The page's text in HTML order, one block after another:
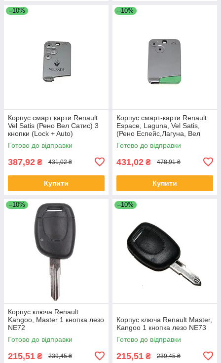
–10%
Корпус смарт карти Renault
Vel Satis (Рено Вел Сатис) 3
кнопки (Lock + Auto)
Готово до відправки
387,92 ₴ 431,02 ₴
Купити
–10%
Корпус смарт-карти Renault
Espace, Laguna, Vel Satis,
(Рено Еспейс,Лагуна, Вел
Сатіс) 2 кнопки (з лезом)
Готово до відправки
431,02 ₴ 478,91 ₴
Купити
–10%
Корпус ключa Renault
Kangoo, Master 1 кнопкa лезо
NE72
Готово до відправки
215,51 ₴ 239,45 ₴
–10%
Корпус ключа Renault Master,
Kangoo 1 кнопкa лезо NE73
Готово до відправки
215,51 ₴ 239,45 ₴